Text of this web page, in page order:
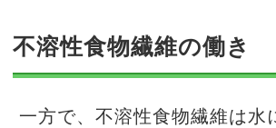
不溶性食物繊維の働き
一方で、不溶性食物繊維は水